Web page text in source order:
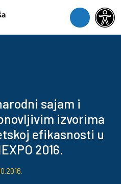
Menu
sajam i
izvorima
efikasnosti u
2016.